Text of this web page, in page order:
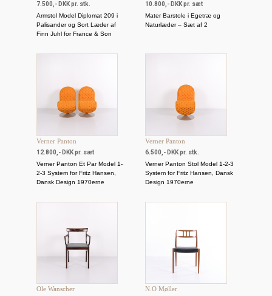
7.500,- DKK pr. stk.
Armstol Model Diplomat 209 i
Palisander og Sort Læder af
Finn Juhl for France & Son
10.800,- DKK pr. sæt
Mater Barstole i Egetræ og
Naturlæder – Sæt af 2
Verner Panton
12.800,- DKK pr. sæt
Verner Panton Et Par Model 1-
2-3 System for Fritz Hansen,
Dansk Design 1970erne
Verner Panton
6.500,- DKK pr. stk.
Verner Panton Stol Model 1-2-3
System for Fritz Hansen, Dansk
Design 1970erne
Ole Wanscher N.O Møller